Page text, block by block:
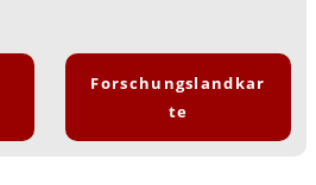
Forschungslandkar
te